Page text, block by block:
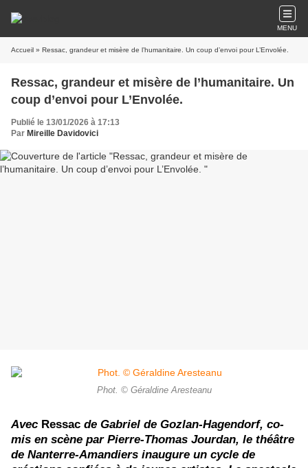
MENU
Accueil » Ressac, grandeur et misère de l’humanitaire. Un coup d’envoi pour L’Envolée.
Ressac, grandeur et misère de l’humanitaire. Un
coup d’envoi pour L’Envolée.
Publié le 13/01/2026 à 17:13
Par Mireille Davidovici
Phot. © Géraldine Aresteanu
Avec Ressac de Gabriel de Gozlan-Hagendorf, co-
mis en scène par Pierre-Thomas Jourdan, le théâtre
de Nanterre-Amandiers inaugure un cycle de